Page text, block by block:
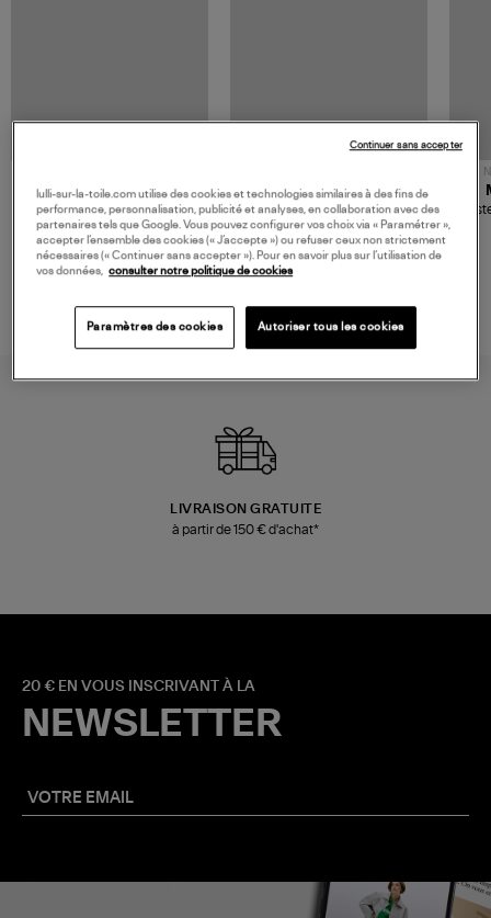
480,00 €
JEROME DREYFUSS
Sac Bobi S Cuir Lamé
Champagne
189,00 €
TORAL
Mocassins Killian Sport
Mousse
LIVRAISON GRATUITE
à partir de 150 € d'achat*
20 € EN VOUS INSCRIVANT À LA
NEWSLETTER
lulli-sur-la-toile.com utilise des cookies et technologies similaires à des fins de
performance, personnalisation, publicité et analyses, en collaboration avec des
partenaires tels que Google. Vous pouvez configurer vos choix via « Paramétrer »,
accepter l’ensemble des cookies (« J’accepte ») ou refuser ceux non strictement
nécessaires (« Continuer sans accepter »). Pour en savoir plus sur l’utilisation de
vos données, consulter notre politique de cookies
Paramètres des cookies Autoriser tous les cookies
Continuer sans accepter